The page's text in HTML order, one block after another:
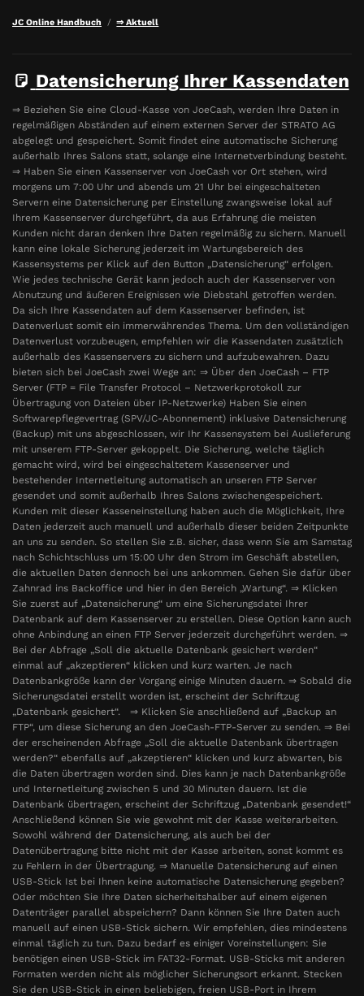
JC Online Handbuch ⇒ Aktuell
Datensicherung Ihrer Kassendaten
⇒ Beziehen Sie eine Cloud-Kasse von JoeCash, werden Ihre Daten in
regelmäßigen Abständen auf einem externen Server der STRATO AG
abgelegt und gespeichert. Somit findet eine automatische Sicherung
außerhalb Ihres Salons statt, solange eine Internetverbindung besteht.
⇒ Haben Sie einen Kassenserver von JoeCash vor Ort stehen, wird
morgens um 7:00 Uhr und abends um 21 Uhr bei eingeschalteten
Servern eine Datensicherung per Einstellung zwangsweise lokal auf
Ihrem Kassenserver durchgeführt, da aus Erfahrung die meisten
Kunden nicht daran denken Ihre Daten regelmäßig zu sichern. Manuell
kann eine lokale Sicherung jederzeit im Wartungsbereich des
Kassensystems per Klick auf den Button „Datensicherung“ erfolgen.
Wie jedes technische Gerät kann jedoch auch der Kassenserver von
Abnutzung und äußeren Ereignissen wie Diebstahl getroffen werden.
Da sich Ihre Kassendaten auf dem Kassenserver befinden, ist
Datenverlust somit ein immerwährendes Thema. Um den vollständigen
Datenverlust vorzubeugen, empfehlen wir die Kassendaten zusätzlich
außerhalb des Kassenservers zu sichern und aufzubewahren. Dazu
bieten sich bei JoeCash zwei Wege an: ⇒ Über den JoeCash – FTP
Server (FTP = File Transfer Protocol – Netzwerkprotokoll zur
Übertragung von Dateien über IP-Netzwerke) Haben Sie einen
Softwarepflegevertrag (SPV/JC-Abonnement) inklusive Datensicherung
(Backup) mit uns abgeschlossen, wir Ihr Kassensystem bei Auslieferung
mit unserem FTP-Server gekoppelt. Die Sicherung, welche täglich
gemacht wird, wird bei eingeschaltetem Kassenserver und
bestehender Internetleitung automatisch an unseren FTP Server
gesendet und somit außerhalb Ihres Salons zwischengespeichert.
Kunden mit dieser Kasseneinstellung haben auch die Möglichkeit, Ihre
Daten jederzeit auch manuell und außerhalb dieser beiden Zeitpunkte
an uns zu senden. So stellen Sie z.B. sicher, dass wenn Sie am Samstag
nach Schichtschluss um 15:00 Uhr den Strom im Geschäft abstellen,
die aktuellen Daten dennoch bei uns ankommen. Gehen Sie dafür über
Zahnrad ins Backoffice und hier in den Bereich „Wartung“. ⇒ Klicken
Sie zuerst auf „Datensicherung“ um eine Sicherungsdatei Ihrer
Datenbank auf dem Kassenserver zu erstellen. Diese Option kann auch
ohne Anbindung an einen FTP Server jederzeit durchgeführt werden. ⇒
Bei der Abfrage „Soll die aktuelle Datenbank gesichert werden“
einmal auf „akzeptieren“ klicken und kurz warten. Je nach
Datenbankgröße kann der Vorgang einige Minuten dauern. ⇒ Sobald die
Sicherungsdatei erstellt worden ist, erscheint der Schriftzug
„Datenbank gesichert“. ⇒ Klicken Sie anschließend auf „Backup an
FTP“, um diese Sicherung an den JoeCash-FTP-Server zu senden. ⇒ Bei
der erscheinenden Abfrage „Soll die aktuelle Datenbank übertragen
werden?“ ebenfalls auf „akzeptieren“ klicken und kurz abwarten, bis
die Daten übertragen worden sind. Dies kann je nach Datenbankgröße
und Internetleitung zwischen 5 und 30 Minuten dauern. Ist die
Datenbank übertragen, erscheint der Schriftzug „Datenbank gesendet!“
Anschließend können Sie wie gewohnt mit der Kasse weiterarbeiten.
Sowohl während der Datensicherung, als auch bei der
Datenübertragung bitte nicht mit der Kasse arbeiten, sonst kommt es
zu Fehlern in der Übertragung. ⇒ Manuelle Datensicherung auf einen
USB-Stick Ist bei Ihnen keine automatische Datensicherung gegeben?
Oder möchten Sie Ihre Daten sicherheitshalber auf einem eigenen
Datenträger parallel abspeichern? Dann können Sie Ihre Daten auch
manuell auf einen USB-Stick sichern. Wir empfehlen, dies mindestens
einmal täglich zu tun. Dazu bedarf es einiger Voreinstellungen: Sie
benötigen einen USB-Stick im FAT32-Format. USB-Sticks mit anderen
Formaten werden nicht als möglicher Sicherungsort erkannt. Stecken
Sie den USB-Stick in einen beliebigen, freien USB-Port in Ihrem